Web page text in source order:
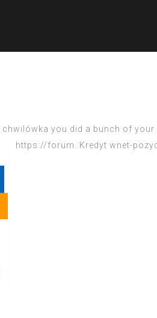
chwilówka you did a bunch of your
https://forum Kredyt wnet-